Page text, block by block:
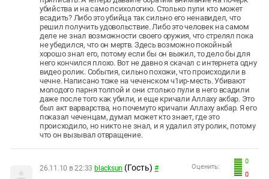
убийства и на само психологию. Столько пули кто может
всадить? Либо это убийца так сильно его ненавидел, что
решил получить удовольствие. Либо это человек на самом
деле не знал возможности своего оружия, что стрелял пока
не убедился, что он мертв. Здесь возможно покойный
хорошо знал его, потому если бы он выжил, то дело бы для
него кончился плохо. Вот не давно я скачал с интернета одну
видео ролик. События, сильно похожи, что происходили в
чечне. Написано тоже на чеченском ч1ир-месть. Убивают
молодого парня толпой и они столько пули в него всадили
даже после того как убили, и еще кричали Аллаху акбар. Это
был акт варварства, но почемуто кричали Аллаху акбар. Я его
показал чеченцам, думал может кто знает, где это
происходило, но никто не знал, и я удалил эту ролик, потому
что он вызывал отвращение.
0
0
Оценить:
26.11.10 в 22:33 blacksun (Гость) #